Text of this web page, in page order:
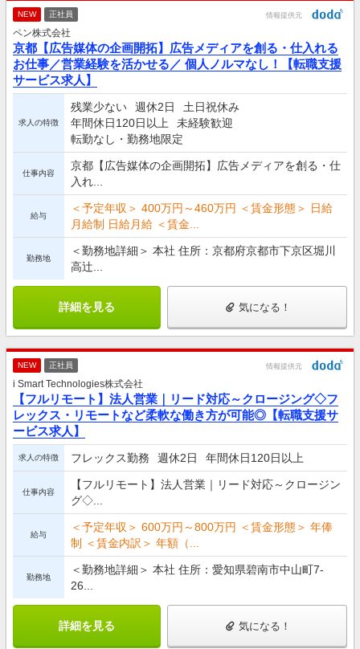
NEW 正社員 情報提供元
ペン株式会社
京都【広告媒体の企画開拓】広告メディアを創る・仕入れる
お仕事／営業経験を活かせる／ 個人ノルマなし！【転職支援
サービス求人】
求人の特徴
残業少ない 週休2日
土日祝休み
年間休日120日以上
未経験歓迎
転勤なし・勤務地限定
仕事内容
京都【広告媒体の企画開拓】広告メディアを創る・仕
入れ...
給与
＜予定年収＞ 400万円～460万円 ＜賃金形態＞ 日給
月給制 日給月給 ＜賃金...
勤務地
＜勤務地詳細＞ 本社 住所：京都府京都市下京区堀川
高辻...
詳細を見る 気になる！
NEW 正社員 情報提供元
i Smart Technologies株式会社
【フルリモート】法人営業｜リード対応～クロージング◇フ
レックス・リモートなど柔軟な働き方が可能◎【転職支援サ
ービス求人】
求人の特徴 フレックス勤務 週休2日 年間休日120日以上
仕事内容
【フルリモート】法人営業｜リード対応～クロージン
グ◇...
給与
＜予定年収＞ 600万円～800万円 ＜賃金形態＞ 年俸
制 ＜賃金内訳＞ 年額（...
勤務地
＜勤務地詳細＞ 本社 住所：愛知県碧南市中山町7-
26...
詳細を見る 気になる！